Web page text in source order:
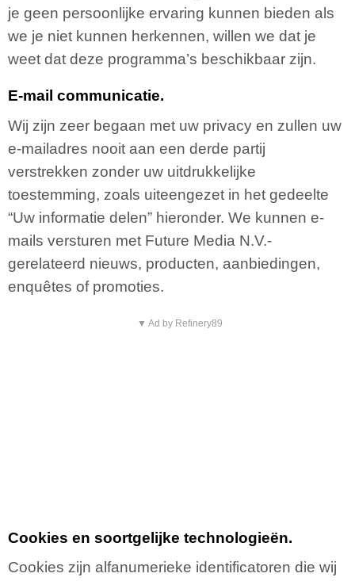
je geen persoonlijke ervaring kunnen bieden als
we je niet kunnen herkennen, willen we dat je
weet dat deze programma’s beschikbaar zijn.
E-mail communicatie.
Wij zijn zeer begaan met uw privacy en zullen uw
e-mailadres nooit aan een derde partij
verstrekken zonder uw uitdrukkelijke
toestemming, zoals uiteengezet in het gedeelte
“Uw informatie delen” hieronder. We kunnen e-
mails versturen met Future Media N.V.-
gerelateerd nieuws, producten, aanbiedingen,
enquêtes of promoties.
▼ Ad by Refinery89
Cookies en soortgelijke technologieën.
Cookies zijn alfanumerieke identificatoren die wij